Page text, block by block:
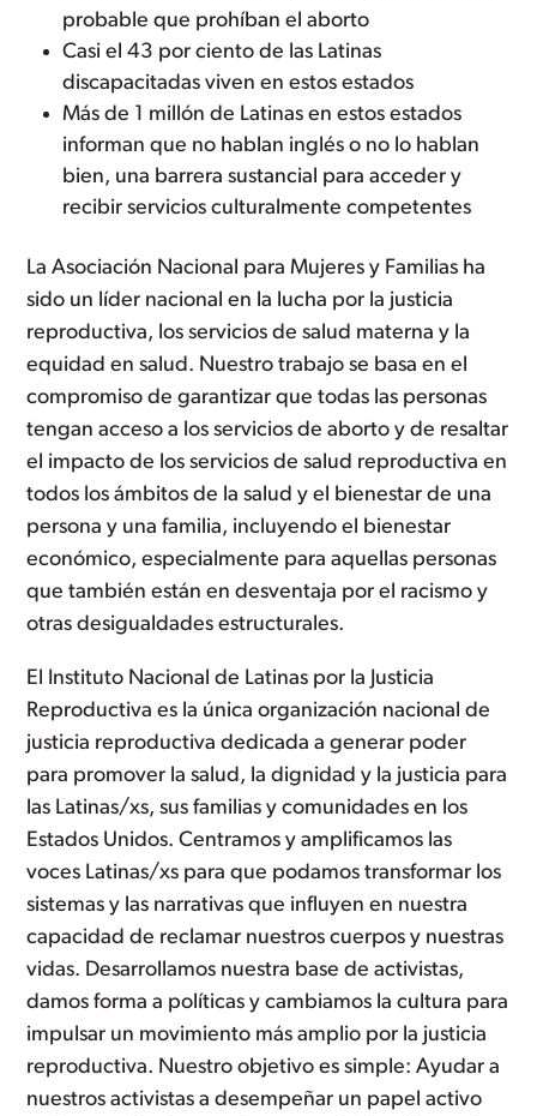
probable que prohíban el aborto
Casi el 43 por ciento de las Latinas
discapacitadas viven en estos estados
Más de 1 millón de Latinas en estos estados
informan que no hablan inglés o no lo hablan
bien, una barrera sustancial para acceder y
recibir servicios culturalmente competentes
La Asociación Nacional para Mujeres y Familias ha
sido un líder nacional en la lucha por la justicia
reproductiva, los servicios de salud materna y la
equidad en salud. Nuestro trabajo se basa en el
compromiso de garantizar que todas las personas
tengan acceso a los servicios de aborto y de resaltar
el impacto de los servicios de salud reproductiva en
todos los ámbitos de la salud y el bienestar de una
persona y una familia, incluyendo el bienestar
económico, especialmente para aquellas personas
que también están en desventaja por el racismo y
otras desigualdades estructurales.
El Instituto Nacional de Latinas por la Justicia
Reproductiva es la única organización nacional de
justicia reproductiva dedicada a generar poder
para promover la salud, la dignidad y la justicia para
las Latinas/xs, sus familias y comunidades en los
Estados Unidos. Centramos y amplificamos las
voces Latinas/xs para que podamos transformar los
sistemas y las narrativas que influyen en nuestra
capacidad de reclamar nuestros cuerpos y nuestras
vidas. Desarrollamos nuestra base de activistas,
damos forma a políticas y cambiamos la cultura para
impulsar un movimiento más amplio por la justicia
reproductiva. Nuestro objetivo es simple: Ayudar a
nuestros activistas a desempeñar un papel activo